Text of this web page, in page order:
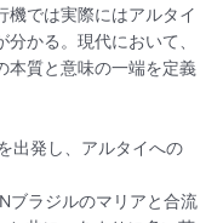
機では実際にはアルタイ
かる。現代において、
本質と意味の一端を定義
出発し、アルタイへの
ブラジルのマリアと合流